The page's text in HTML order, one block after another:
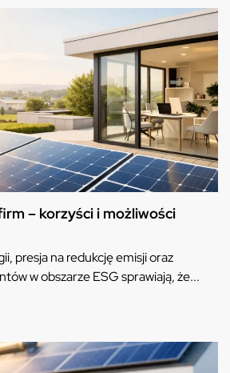
– korzyści i możliwości
presja na redukcję emisji oraz
w obszarze ESG sprawiają, że...